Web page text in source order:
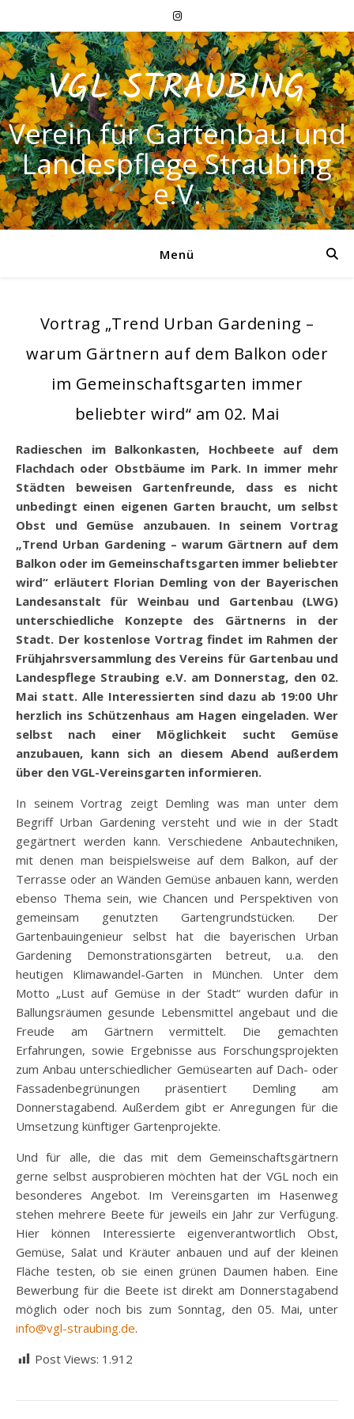
VGL STRAUBING
Verein für Gartenbau und
Landespflege Straubing
e.V.
Menü
Vortrag „Trend Urban Gardening –
warum Gärtnern auf dem Balkon oder
im Gemeinschaftsgarten immer
beliebter wird“ am 02. Mai
Radieschen im Balkonkasten, Hochbeete auf dem
Flachdach oder Obstbäume im Park. In immer mehr
Städten beweisen Gartenfreunde, dass es nicht
unbedingt einen eigenen Garten braucht, um selbst
Obst und Gemüse anzubauen. In seinem Vortrag
„Trend Urban Gardening – warum Gärtnern auf dem
Balkon oder im Gemeinschaftsgarten immer beliebter
wird“ erläutert Florian Demling von der Bayerischen
Landesanstalt für Weinbau und Gartenbau (LWG)
unterschiedliche Konzepte des Gärtnerns in der
Stadt. Der kostenlose Vortrag findet im Rahmen der
Frühjahrsversammlung des Vereins für Gartenbau und
Landespflege Straubing e.V. am Donnerstag, den 02.
Mai statt. Alle Interessierten sind dazu ab 19:00 Uhr
herzlich ins Schützenhaus am Hagen eingeladen. Wer
selbst nach einer Möglichkeit sucht Gemüse
anzubauen, kann sich an diesem Abend außerdem
über den VGL-Vereinsgarten informieren.
In seinem Vortrag zeigt Demling was man unter dem
Begriff Urban Gardening versteht und wie in der Stadt
gegärtnert werden kann. Verschiedene Anbautechniken,
mit denen man beispielsweise auf dem Balkon, auf der
Terrasse oder an Wänden Gemüse anbauen kann, werden
ebenso Thema sein, wie Chancen und Perspektiven von
gemeinsam genutzten Gartengrundstücken. Der
Gartenbauingenieur selbst hat die bayerischen Urban
Gardening Demonstrationsgärten betreut, u.a. den
heutigen Klimawandel-Garten in München. Unter dem
Motto „Lust auf Gemüse in der Stadt“ wurden dafür in
Ballungsräumen gesunde Lebensmittel angebaut und die
Freude am Gärtnern vermittelt. Die gemachten
Erfahrungen, sowie Ergebnisse aus Forschungsprojekten
zum Anbau unterschiedlicher Gemüsearten auf Dach- oder
Fassadenbegrünungen präsentiert Demling am
Donnerstagabend. Außerdem gibt er Anregungen für die
Umsetzung künftiger Gartenprojekte.
Und für alle, die das mit dem Gemeinschaftsgärtnern
gerne selbst ausprobieren möchten hat der VGL noch ein
besonderes Angebot. Im Vereinsgarten im Hasenweg
stehen mehrere Beete für jeweils ein Jahr zur Verfügung.
Hier können Interessierte eigenverantwortlich Obst,
Gemüse, Salat und Kräuter anbauen und auf der kleinen
Fläche testen, ob sie einen grünen Daumen haben. Eine
Bewerbung für die Beete ist direkt am Donnerstagabend
möglich oder noch bis zum Sonntag, den 05. Mai, unter
info@vgl-straubing.de.
Post Views: 1.912